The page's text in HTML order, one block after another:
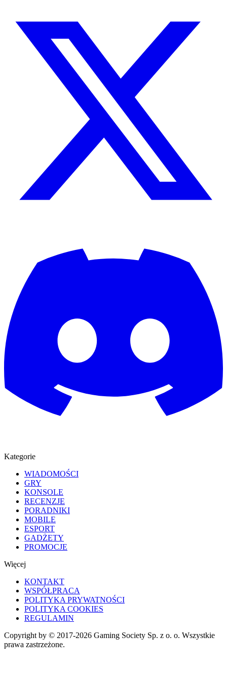
Kategorie
WIADOMOŚCI
GRY
KONSOLE
RECENZJE
PORADNIKI
MOBILE
ESPORT
GADŻETY
PROMOCJE
Więcej
KONTAKT
WSPÓŁPRACA
POLITYKA PRYWATNOŚCI
POLITYKA COOKIES
REGULAMIN
Copyright by © 2017-2026 Gaming Society Sp. z o. o. Wszystkie
prawa zastrzeżone.